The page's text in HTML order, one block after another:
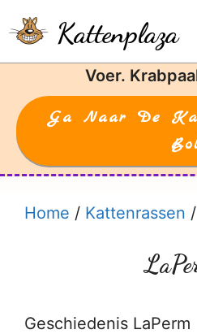
naar
de
Kattenplaza
Voer.
Ga Naar De
Home / Kattenrassen /
Geschiedenis LaPerm